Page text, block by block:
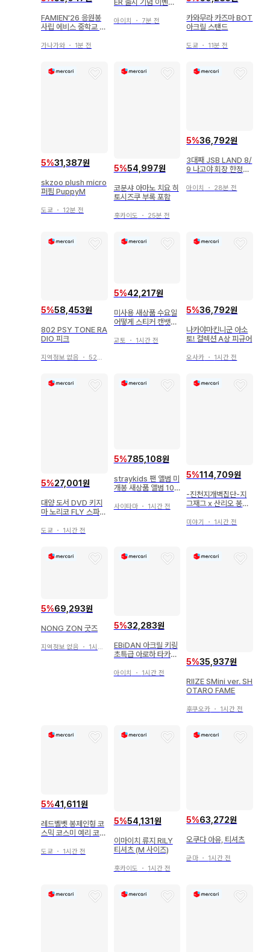
FAMIEN'26 응원봉
사립 에비스 중학교 에
가나가와 ・ 1분 전
ER 출시 기념 이벤트
아이치 ・ 7분 전
카와무라 카즈마 BOT
아크릴 스탠드
도쿄 ・ 11분 전
5%31,387원
skzoo plush micro
퍼핌 PuppyM
도쿄 ・ 12분 전
5%54,997원
코분샤 아마노 치요 히
토시즈쿠 부록 포함
홋카이도 ・ 25분 전
5%36,792원
3대째 JSB LAND 8/
9 나고야 회장 한정판
지
아이치 ・ 28분 전
5%58,453원
802 PSY TONE RA
DIO 피크
지역정보 없음 ・ 52분 전
5%42,217원
미사용 새상품 수요일
어떻게 스티커 캔뱃지
교토 ・ 1시간 전
5%36,792원
나카야마킨니군 아소
토! 컬렉션 A상 피규어
오사카 ・ 1시간 전
5%27,001원
대양 도서 DVD 키지
마 노리코 FLY 스파이
도쿄 ・ 1시간 전
5%785,108원
straykids 팬 앨범 미
개봉 새상품 앨범 100
사이타마・ 1시간 전
5%114,709원
-진천지개벽집단-지
그재그 x 산리오 봉제
미야기 ・ 1시간 전
5%69,293원
NONG ZON 굿즈
지역정보 없음 ・ 1시간 전
5%32,283원
EBiDAN 아크릴 키링
초특급 아로하 타카마
아이치 ・ 1시간 전
5%35,937원
RIIZE SMini ver. SH
OTARO FAME
후쿠오카 ・ 1시간 전
5%41,611원
레드벨벳 봉제인형 코
스믹 코스미 예리 코스
도쿄 ・ 1시간 전
5%54,131원
이마이치 류지 RILY
티셔츠 (M 사이즈)
홋카이도 ・ 1시간 전
5%63,272원
오쿠다 아유, 티셔츠
군마 ・ 1시간 전